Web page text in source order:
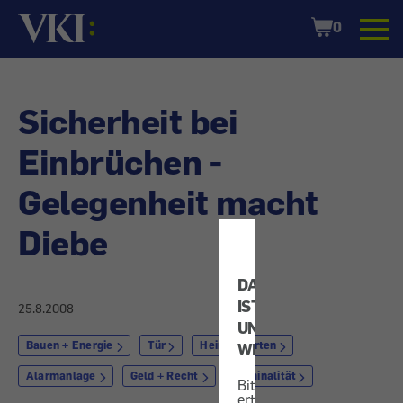
DATENSCHUTZ
IST
UNS
WICHTIG!
Bitte
erteilen
Startseite
Shopping
Cart
0
Sicherheit bei
Einbrüchen -
Gelegenheit macht
Diebe
25.8.2008
Bauen + Energie Tür Heim + Garten
Alarmanlage Geld + Recht Kriminalität